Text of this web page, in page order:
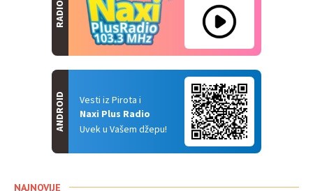
RADIO
Vesti iz Pirota i
Naxi Plus Radio
Uvek u Vašem džepu!
ANDROID
NAJNOVIJE